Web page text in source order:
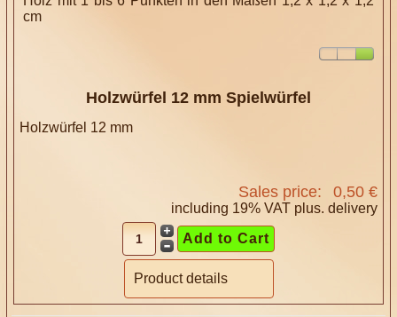
Holzwürfel 12 mm Spielwürfel
Holzwürfel 12 mm
Sales price: 0,50 €
including 19% VAT plus. delivery
Product details